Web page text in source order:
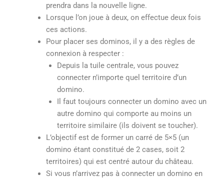
prendra dans la nouvelle ligne.
Lorsque l’on joue à deux, on effectue deux fois
ces actions.
Pour placer ses dominos, il y a des règles de
connexion à respecter :
Depuis la tuile centrale, vous pouvez
connecter n’importe quel territoire d’un
domino.
Il faut toujours connecter un domino avec un
autre domino qui comporte au moins un
territoire similaire (ils doivent se toucher).
L’objectif est de former un carré de 5×5 (un
domino étant constitué de 2 cases, soit 2
territoires) qui est centré autour du château.
Si vous n’arrivez pas à connecter un domino en